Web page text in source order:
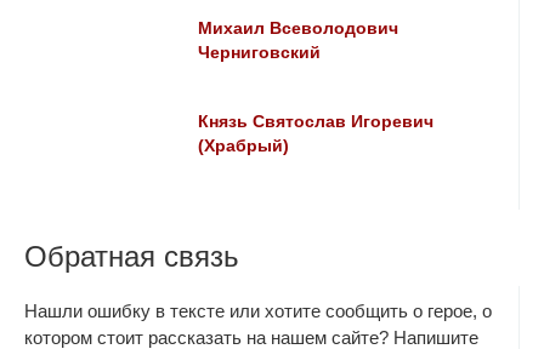
Михаил Всеволодович
Черниговский
Князь Святослав Игоревич
(Храбрый)
Обратная связь
Нашли ошибку в тексте или хотите сообщить о герое, о
котором стоит рассказать на нашем сайте? Напишите